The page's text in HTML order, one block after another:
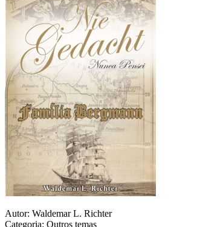
Autor: Waldemar L. Richter
Categoria: Outros temas